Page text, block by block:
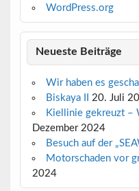
WordPress.org
Neueste Beiträge
Wir haben es
Biskaya II
20. Juli
Kiellinie gekreuzt –
Dezember 2024
Besuch auf der
Motorschaden vor
2024